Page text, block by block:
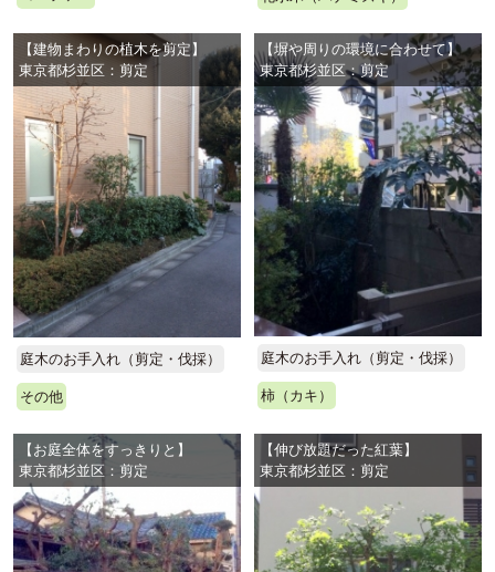
【建物まわりの植木を剪定】
東京都杉並区：剪定
庭木のお手入れ（剪定・伐採）
その他
【塀や周りの環境に合わせて】
東京都杉並区：剪定
庭木のお手入れ（剪定・伐採）
柿（カキ）
【お庭全体をすっきりと】
東京都杉並区：剪定
【伸び放題だった紅葉】
東京都杉並区：剪定